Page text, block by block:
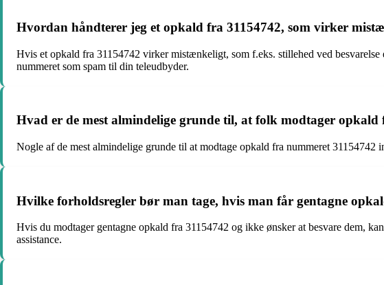
Hvordan håndterer jeg et opkald fra 31154742, som virker
Hvis et opkald fra 31154742 virker mistænkeligt, som f.eks. stillehed ved
nummeret som spam til din teleudbyder.
Hvad er de mest almindelige grunde til, at folk modtager opkald
Nogle af de mest almindelige grunde til at modtage opkald fra nummeret
Hvilke forholdsregler bør man tage, hvis man får gentagne
Hvis du modtager gentagne opkald fra 31154742 og ikke ønsker at besvare dem,
assistance.